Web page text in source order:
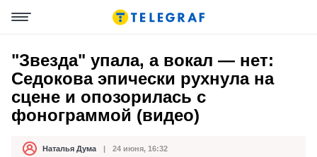
"Звезда" упала, а вокал — нет:
Седокова эпически рухнула на
сцене и опозорилась с
фонограммой (видео)
АвторНаталья Дума
Дата публикации 24 июня, 16:32